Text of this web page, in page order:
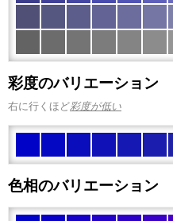
彩度のバリエーション
右に行くほど彩度が低い
色相のバリエーション